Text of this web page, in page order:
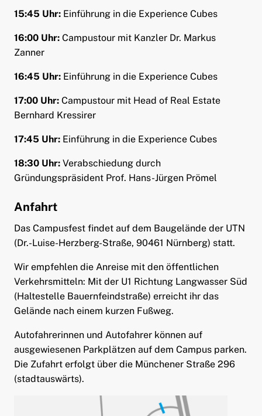
15:45 Uhr:Einführung in die Experience Cubes
16:00 Uhr:Campustour mit Kanzler Dr. Markus
Zanner
16:45 Uhr:Einführung in die Experience Cubes
17:00 Uhr:Campustour mit Head of Real Estate
Bernhard Kressirer
17:45 Uhr:Einführung in die Experience Cubes
18:30 Uhr:Verabschiedung durch
Gründungspräsident Prof. Hans-Jürgen Prömel
Anfahrt
Das Campusfest findet auf dem Baugelände der UTN
(Dr.-Luise-Herzberg-Straße, 90461 Nürnberg) statt.
Wir empfehlen die Anreise mit den öffentlichen
Verkehrsmitteln: Mit der U1 Richtung Langwasser Süd
(Haltestelle Bauernfeindstraße) erreicht ihr das
Gelände nach einem kurzen Fußweg.
Autofahrerinnen und Autofahrer können auf
ausgewiesenen Parkplätzen auf dem Campus parken.
Die Zufahrt erfolgt über die Münchener Straße 296
(stadtauswärts).